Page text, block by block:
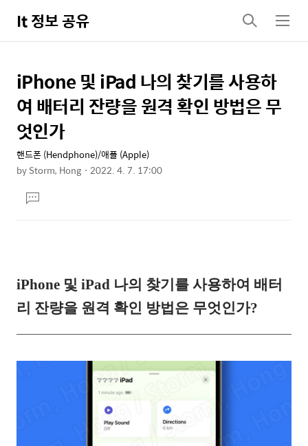
It 정보 공유
검
색
메
뉴
상
세
컨
텐
츠
본
문
제
목
iPhone 및 iPad 나의 찾기를 사용하
여 배터리 잔량을 원격 확인 방법은 무
엇인가
핸드폰 (Hendphone)/애플 (Apple)
byStorm, Hong 2022. 4. 7. 17:00
문댓
글
iPhone 및 iPad 나의 찾기를 사용하여 배터
리 잔량을 원격 확인 방법은 무엇인가?